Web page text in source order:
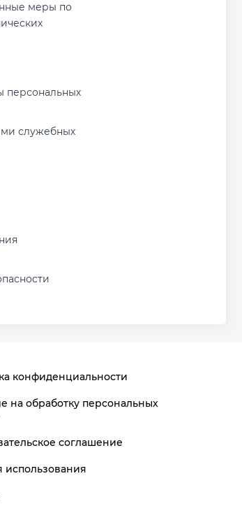
меры по
персональных
служебных
конфиденциальности
на обработку персональных
соглашение
использования